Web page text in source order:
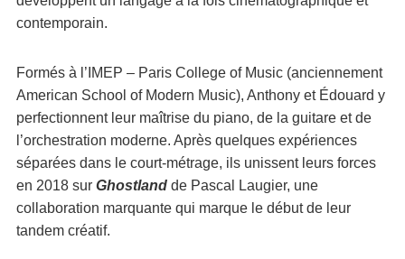
contemporain.
Formés à l’IMEP – Paris College of Music (anciennement
American School of Modern Music), Anthony et Édouard y
perfectionnent leur maîtrise du piano, de la guitare et de
l’orchestration moderne. Après quelques expériences
séparées dans le court-métrage, ils unissent leurs forces
en 2018 sur Ghostlandde Pascal Laugier, une
collaboration marquante qui marque le début de leur
tandem créatif.